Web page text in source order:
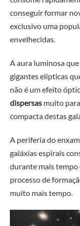
conseguir formar
exclusivo uma
envelhecidas.
A aura luminosa
gigantes elípticas
não é um efeito
dispersas muito
compacta destas
A periferia do
galáxias espirais
durante mais tempo
processo de
muito mais tempo.